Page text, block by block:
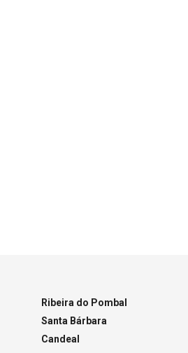
Ribeira do Pombal
Santa Bárbara
Candeal